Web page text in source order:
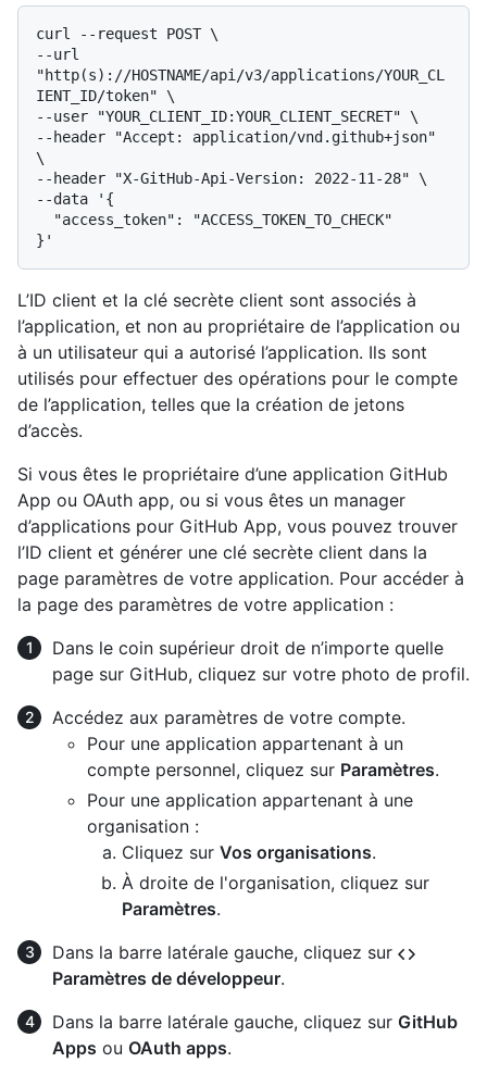
curl --request POST \
--url
"http(s)://HOSTNAME/api/v3/applications/YOUR_CL
IENT_ID/token" \
--user "YOUR_CLIENT_ID:YOUR_CLIENT_SECRET" \
--header "Accept: application/vnd.github+json"
\
--header "X-GitHub-Api-Version: 2022-11-28" \
--data '{
L’ID client et la clé secrète client sont associés à
l’application, et non au propriétaire de l’application ou
à un utilisateur qui a autorisé l’application. Ils sont
utilisés pour effectuer des opérations pour le compte
de l’application, telles que la création de jetons
d’accès.
Si vous êtes le propriétaire d’une application GitHub
App ou OAuth app, ou si vous êtes un manager
d’applications pour GitHub App, vous pouvez trouver
l’ID client et générer une clé secrète client dans la
page paramètres de votre application. Pour accéder à
la page des paramètres de votre application :
Dans le coin supérieur droit de n’importe quelle
page sur GitHub, cliquez sur votre photo de profil.
Accédez aux paramètres de votre compte.
Pour une application appartenant à un
compte personnel, cliquez sur Paramètres.
Pour une application appartenant à une
organisation :
Cliquez sur Vos organisations.
À droite de l'organisation, cliquez sur
Paramètres.
Dans la barre latérale gauche, cliquez sur
Paramètres de développeur.
Dans la barre latérale gauche, cliquez sur GitHub
Apps ou OAuth apps.